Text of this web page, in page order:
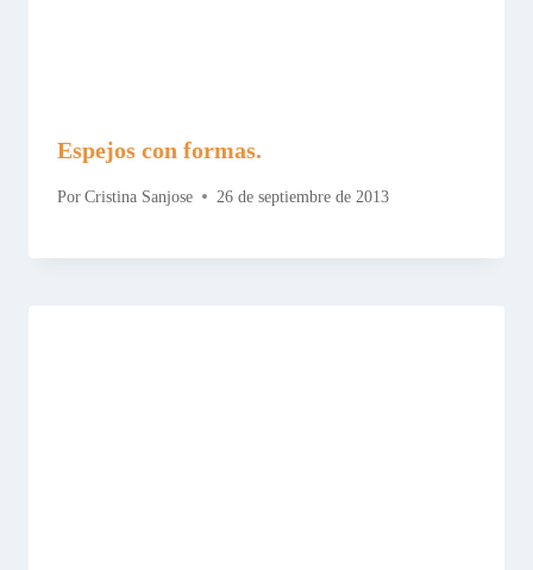
Espejos con formas.
Por Cristina Sanjose 26 de septiembre de 2013